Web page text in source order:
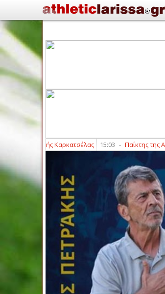
Θοδωρής Καρκατσέλας 15:03 - Παίκτης της ΑΕΛ